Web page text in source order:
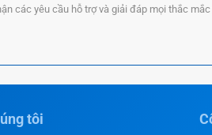
các yêu cầu hỗ trợ và giải đáp mọi thắc
tôi